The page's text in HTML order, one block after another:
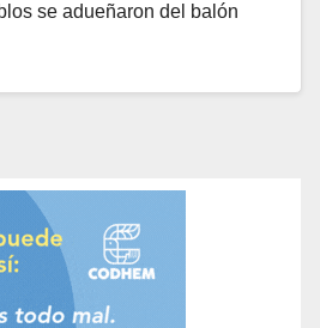
se adueñaron del balón